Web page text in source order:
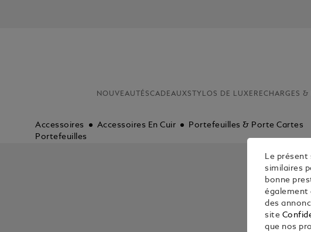
NOUVEAUTÉSCADEAUXSTYLOS DE LUXE RECHARGES &
Accessoires Accessoires En Cuir
Portefeuilles & Porte Cartes
Portefeuilles
Le
similaires
bonne
également
des
site
que nos